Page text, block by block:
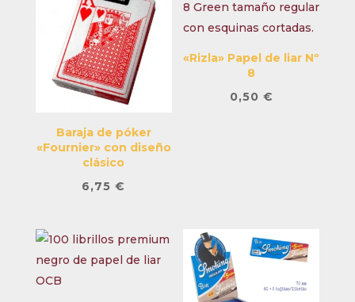
Baraja de póker
«Fournier» con diseño
clásico
6,75€
«Rizla» Papel de liar Nº
8
0,50 €